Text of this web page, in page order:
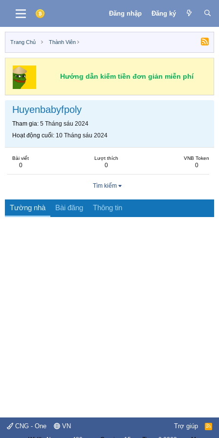
Đăng nhập Đăng ký
Trang Chủ Thành Viên
Hướng dẫn kiếm tiền đơn giản miễn phí
Huyenbabyfpoly
Tham gia 5 Tháng sáu 2024
Hoạt động cuối 10 Tháng sáu 2024
Bài viết
0
Lượt thích
0
VNB Token
0
Tìm kiếm
Tường nhà Bài đăng Thông tin
CNG - One VN Trợ giúp
R